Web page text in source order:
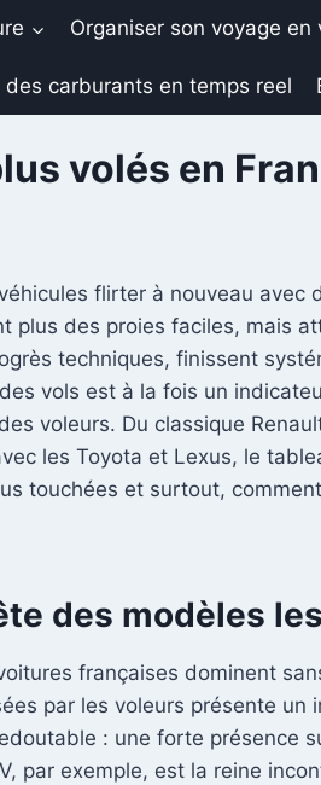
Organiser son voyage en
des carburants en temps reel
volés en
flirter à nouveau
plus des proies faciles, mais
techniques, finissent
vols est à la fois un
voleurs. Du classique
les Toyota et Lexus, le
touchées et surtout,
des modèles
françaises dominent
par les voleurs présente
: une forte présence
par exemple, est la reine